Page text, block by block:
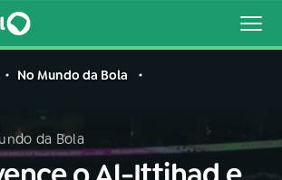
No Mundo da Bola
da Bola